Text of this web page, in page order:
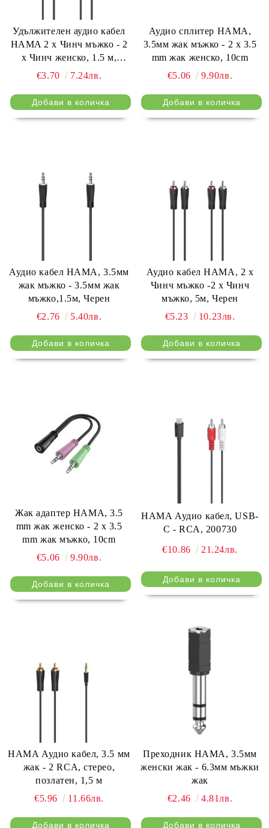
Удължителен аудио кабел
HAMA 2 x Чинч мъжко - 2
x Чинч женско, 1.5 м,
Черен
€3.70 7.24лв.
Аудио сплитер HAMA,
3.5мм жак мъжко - 2 х 3.5
mm жак женско, 10cm
€5.06
9.90лв.
Аудио кабел HAMA, 3.5мм
жак мъжко - 3.5мм жак
мъжко,1.5м, Черен
€2.76
5.40лв.
Аудио кабел HAMA, 2 x
Чинч мъжко -2 x Чинч
мъжко, 5м, Черен
€5.23
10.23лв.
Жак адаптер HAMA, 3.5
mm жак женско - 2 x 3.5
mm жак мъжко, 10cm
€5.06
9.90лв.
HAMA Аудио кабел, USB-
C - RCA, 200730
€10.86 21.24лв.
HAMA Аудио кабел, 3.5 мм
жак - 2 RCA, стерео,
позлатен, 1,5 м
€5.96
11.66лв.
Преходник HAMA, 3.5мм
женски жак - 6.3мм мъжки
жак
€2.46
4.81лв.